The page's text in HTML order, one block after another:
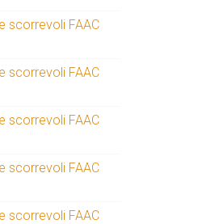
scorrevoli FAAC
scorrevoli FAAC
scorrevoli FAAC
scorrevoli FAAC
scorrevoli FAAC